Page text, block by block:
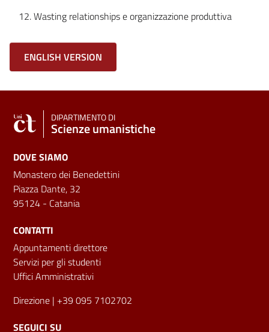
Wasting relationships e organizzazione produttiva
ENGLISH VERSION
DIPARTIMENTO DI
Scienze umanistiche
DOVE SIAMO
Monastero dei Benedettini
Piazza Dante, 32
95124 - Catania
CONTATTI
Appuntamenti direttore
Servizi per gli studenti
Uffici Amministrativi
Direzione | +39 095 7102702
SEGUICI SU